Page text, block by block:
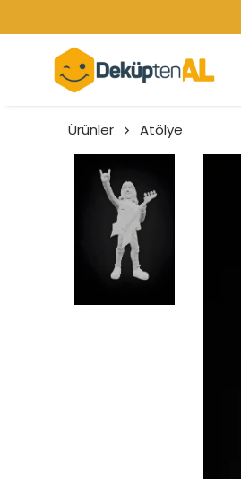
Ürünler Atölye